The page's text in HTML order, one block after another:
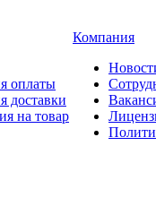
оплаты
доставки
на товар
Компания